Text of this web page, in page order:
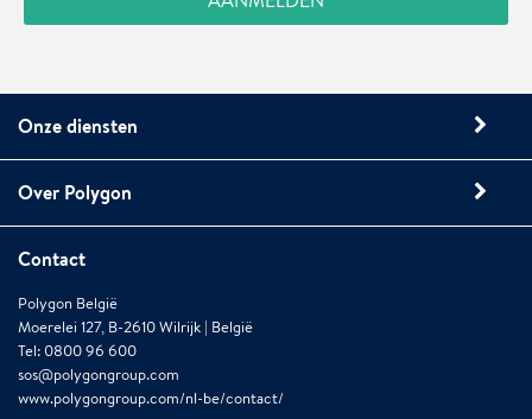
Onze diensten
Over Polygon
Contact
Polygon België
Moerelei 127, B-2610 Wilrijk | België
Tel: 0800 96 600
sos@polygongroup.com
www.polygongroup.com/nl-be/contact/